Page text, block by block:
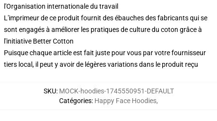
l'Organisation internationale du travail
L'imprimeur de ce produit fournit des ébauches des fabricants qui se
sont engagés à améliorer les pratiques de culture du coton grâce à
l'initiative Better Cotton
Puisque chaque article est fait juste pour vous par votre fournisseur
tiers local, il peut y avoir de légères variations dans le produit reçu
SKU: MOCK-hoodies-1745550951-DEFAULT
Catégories: Happy Face Hoodies,